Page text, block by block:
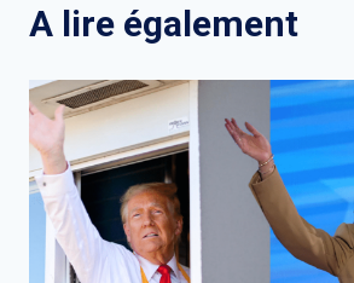
A lire également